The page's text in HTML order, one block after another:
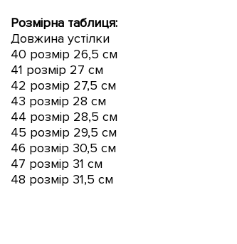
Розмірна таблиця:
Довжина устілки
40 розмір 26,5 см
41 розмір 27 см
42 розмір 27,5 см
43 розмір 28 см
44 розмір 28,5 см
45 розмір 29,5 см
46 розмір 30,5 см
47 розмір 31 см
48 розмір 31,5 см